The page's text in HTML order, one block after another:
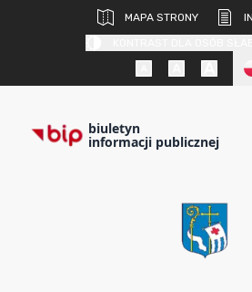
MAPA STRONY
biuletyn
informacji publicznej